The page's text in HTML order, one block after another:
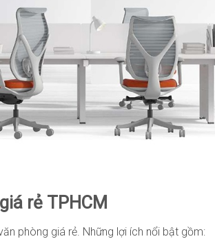
rẻ TPHCM
phòng giá rẻ. Những lợi ích nổi bật gồm: